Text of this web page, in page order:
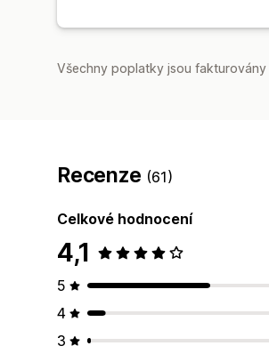
Všechny poplatky jsou
Recenze (61)
Celkové hodnocení
4,1
5
4
3